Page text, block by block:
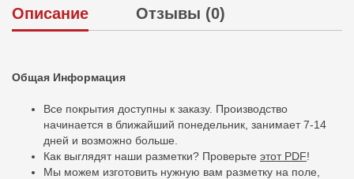
Описание Отзывы (0)
Общая Информация
Все покрытия доступны к заказу. Производство
начинается в ближайший понедельник, занимает 7-14
дней и возможно больше.
Как выглядят наши разметки? Проверьте этот PDF!
Мы можем изготовить нужную вам разметку на поле,